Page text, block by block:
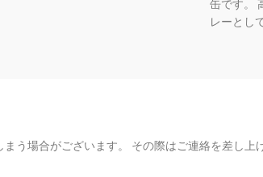
缶です。
レーとし
う場合がございます。 その際はご連絡を差し上